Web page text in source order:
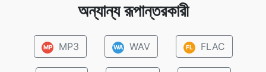
অন্যান্য রূপান্তরকারী
MP MP3 WA WAV FL FLAC